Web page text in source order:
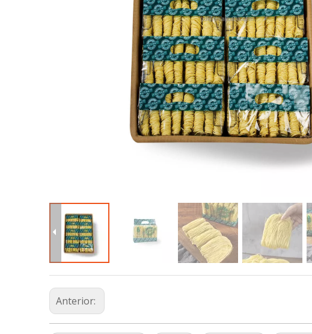
Anterior: